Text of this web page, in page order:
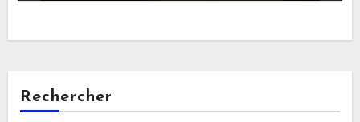
Rechercher